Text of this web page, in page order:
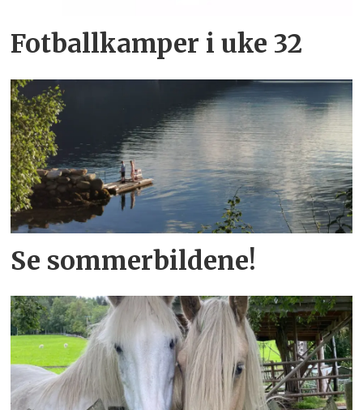
Fotballkamper i uke 32
Se sommerbildene!